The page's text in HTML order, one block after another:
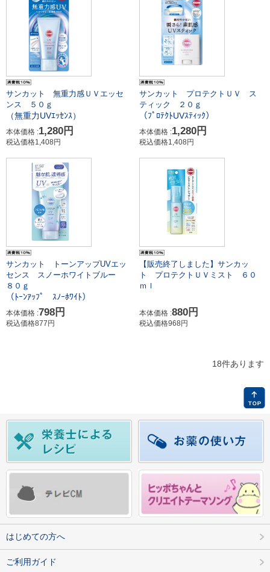
サンカット 無重力感ＵＶエッセ
ンス ５０ｇ
（無重力UVｴｯｾﾝｽ）
本体価格 :1,280円
税込価格1,408円
サンカット プロテクトＵＶ ス
ティック ２０ｇ
（ﾌﾟﾛﾃｸﾄUVｽﾃｨｯｸ）
本体価格 :1,280円
税込価格1,408円
サンカット トーンアップUVエッ
センス スノーホワイトブルー
８０ｇ
（ﾄｰﾝｱｯﾌﾟ ｽﾉｰﾎﾜｲﾄ）
本体価格 :798円
税込価格877円
【販売終了しました】サンカッ
ト プロテクトＵＶミスト ６０
ｍｌ
本体価格 :880円
税込価格968円
18件あります
はじめての方へ
ご利用ガイド